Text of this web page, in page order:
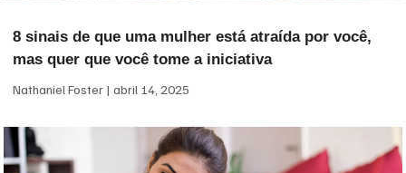
8 sinais de que uma mulher está atraída por você,
mas quer que você tome a iniciativa
Nathaniel Foster abril 14, 2025